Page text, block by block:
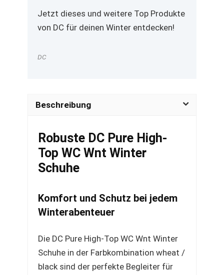
Jetzt dieses und weitere Top Produkte
von DC für deinen Winter entdecken!
DC
Beschreibung
Robuste DC Pure High-
Top WC Wnt Winter
Schuhe
Komfort und Schutz bei jedem
Winterabenteuer
Die DC Pure High-Top WC Wnt Winter
Schuhe in der Farbkombination wheat /
black sind der perfekte Begleiter für